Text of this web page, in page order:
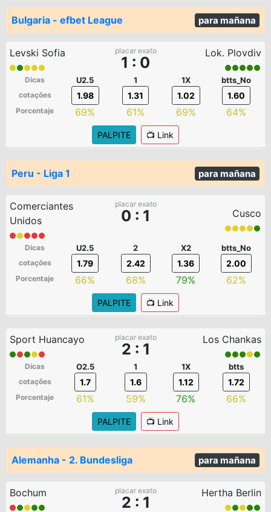
Bulgaria - efbet League para mañana
Levski Sofia placar exato
1 : 0
Lok. Plovdiv
Dicas
cotações
Porcentaje
U2.5
1.98
69%
1
1.31
61%
1X
1.02
69%
btts_No
1.60
64%
PALPITE 📺 Link
Peru - Liga 1 para mañana
Comerciantes
Unidos
placar exato
0 : 1 Cusco
Dicas
cotações
Porcentaje
U2.5
1.79
66%
2
2.42
68%
X2
1.36
79%
btts_No
2.00
62%
PALPITE 📺 Link
Sport Huancayo placar exato
2 : 1
Los Chankas
Dicas
cotações
Porcentaje
O2.5
1.7
61%
1
1.6
59%
1X
1.12
76%
btts
1.72
66%
PALPITE 📺 Link
Alemanha - 2. Bundesliga para mañana
Bochum placar exato
2 : 1
Hertha Berlin